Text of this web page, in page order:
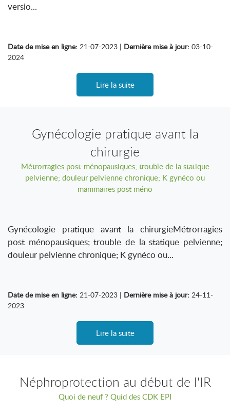
versio...
Date de mise en ligne: 21-07-2023 | Dernière mise à jour: 03-10-
2024
Lire la suite
Gynécologie pratique avant la
chirurgie
Métrorragies post-ménopausiques; trouble de la statique
pelvienne; douleur pelvienne chronique; K gynéco ou
mammaires post méno
Gynécologie pratique avant la chirurgieMétrorragies
post ménopausiques; trouble de la statique pelvienne;
douleur pelvienne chronique; K gynéco ou...
Date de mise en ligne: 21-07-2023 | Dernière mise à jour: 24-11-
2023
Lire la suite
Néphroprotection au début de l'IR
Quoi de neuf ? Quid des CDK EPI